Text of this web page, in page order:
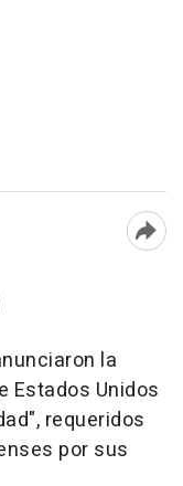
la
Estados Unidos
requeridos
por sus